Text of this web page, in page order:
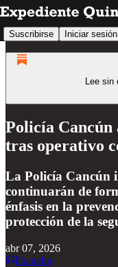
Suscribirse Iniciar sesión
Lee sin
Policía Cancún
tras operativo
La Policía Cancún
continuarán de
énfasis en la
protección de la
abr 07, 2026
Escucha